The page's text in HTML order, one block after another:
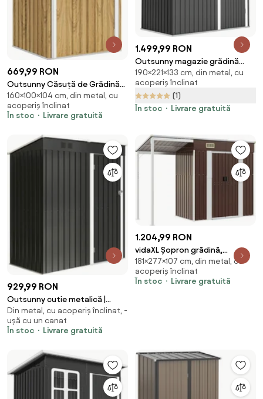
669,99 RON
Outsunny Căsuță de Grădină
0.92m² din Oțel Galvanizat,
Depozit pentru Unelte cu Ușă
Blocabilă, Acoperiș Înclinat,
cu Aspect de Lemn | Aosom
Romania
160×100×104 cm, din metal, cu
acoperiș înclinat
În stoc
Livrare gratuită
1.499,99 RON
Outsunny magazie grădină
căsuță de grădină pentru
unelte cu ușă largă și fereastră,
221x133x190 cm gri închis |
Aosom Romania
190×221×133 cm, din metal, cu
acoperiș înclinat
(1)
În stoc
Livrare gratuită
929,99 RON
Outsunny cutie metalică |
Aosom Romania
Din metal, cu acoperiș înclinat, -
ușă cu un canat
În stoc
Livrare gratuită
1.204,99 RON
vidaXL Șopron grădină,
acoperiș extins, maro,
277x107x181 cm, oțel
181×277×107 cm, din metal, cu
acoperiș înclinat
În stoc
Livrare gratuită